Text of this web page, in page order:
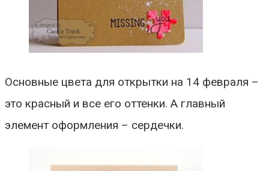
Основные цвета для открытки на 14 февраля –
это красный и все его оттенки. А главный
элемент оформления – сердечки.